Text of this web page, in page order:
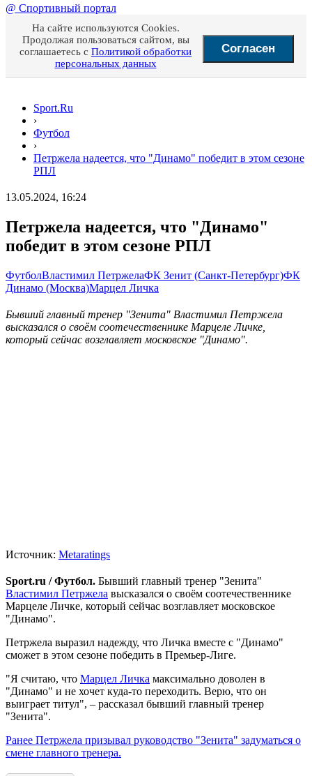
@ Спортивный портал
На сайте используются Cookies.
Продолжая пользоваться сайтом, вы
соглашаетесь с Политикой обработки
персональных данных
Согласен
Sport.Ru
›
Футбол
›
Петржела надеется, что "Динамо" победит в этом сезоне
РПЛ
13.05.2024, 16:24
Петржела надеется, что "Динамо"
победит в этом сезоне РПЛ
ФутболВластимил ПетржелаФК Зенит (Санкт-Петербург)ФК
Динамо (Москва)Марцел Личка
Бывший главный тренер "Зенита" Властимил Петржела
высказался о своём соотечественнике Марцеле Личке,
который сейчас возглавляет московское "Динамо".
Источник: Metaratings
Sport.ru / Футбол. Бывший главный тренер "Зенита"
Властимил Петржела высказался о своём соотечественнике
Марцеле Личке, который сейчас возглавляет московское
"Динамо".
Петржела выразил надежду, что Личка вместе с "Динамо"
сможет в этом сезоне победить в Премьер-Лиге.
"Я считаю, что Марцел Личка максимально доволен в
"Динамо" и не хочет куда-то переходить. Верю, что он
выиграет титул", – рассказал бывший главный тренер
"Зенита".
Ранее Петржела призывал руководство "Зенита" задуматься о
смене главного тренера.